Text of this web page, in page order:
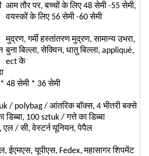
आम तौर पर, बच्चों के लिए 48 सेमी -55 सेमी,
वयस्कों के लिए 56 सेमी -60 सेमी
मुद्रण, गर्मी हस्तांतरण मुद्रण, सामान्य उभरा,
बुना बिल्ला, सेक्विन, धातु बिल्ला, appliqué,
ect के
48 सेमी * 36 सेमी
/ polybag / आंतरिक बॉक्स, 4 भीतरी बक्से
डिब्बा, 100 sztuk / गत्ते का डिब्बा
एल / सी, वेस्टर्न यूनियन, पेपैल
ईएमएस, यूपीएस, Fedex, महासागर शिपमेंट